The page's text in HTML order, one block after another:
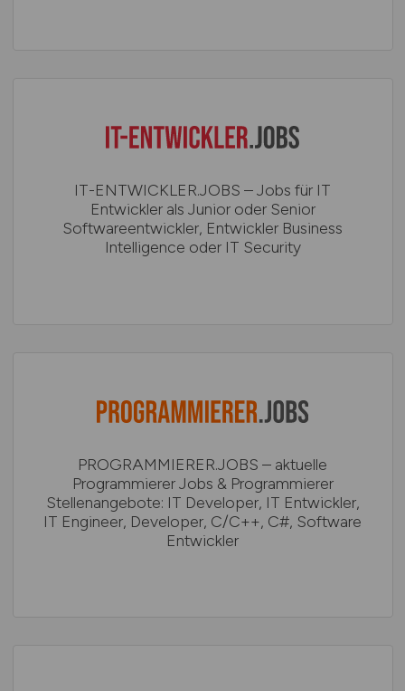
IT-ENTWICKLER.JOBS – Jobs für IT
Entwickler als Junior oder Senior
Softwareentwickler, Entwickler Business
Intelligence oder IT Security
PROGRAMMIERER.JOBS – aktuelle
Programmierer Jobs & Programmierer
Stellenangebote: IT Developer, IT Entwickler,
IT Engineer, Developer, C/C++, C#, Software
Entwickler